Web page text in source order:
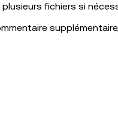
fichiers si